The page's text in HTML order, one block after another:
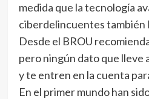
medida que la tecnología
ciberdelincuentes también
Desde el BROU
pero ningún dato que lleve
y te entren en la cuenta
En el primer mundo han